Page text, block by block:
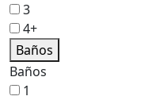
3
4+
Baños
Baños
1